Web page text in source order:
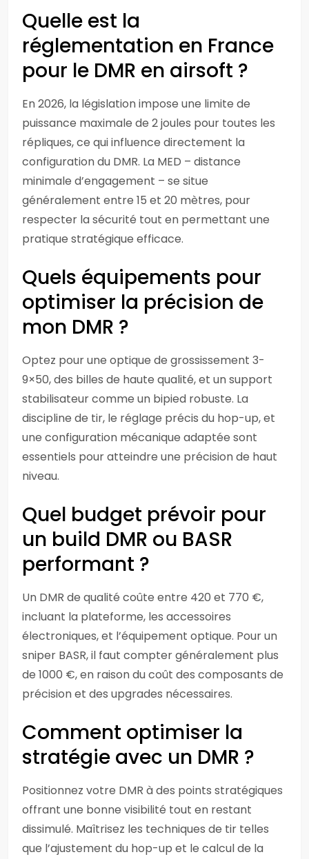
Quelle est la
réglementation en France
pour le DMR en airsoft ?
En 2026, la législation impose une limite de
puissance maximale de 2 joules pour toutes les
répliques, ce qui influence directement la
configuration du DMR. La MED – distance
minimale d’engagement – se situe
généralement entre 15 et 20 mètres, pour
respecter la sécurité tout en permettant une
pratique stratégique efficace.
Quels équipements pour
optimiser la précision de
mon DMR ?
Optez pour une optique de grossissement 3-
9×50, des billes de haute qualité, et un support
stabilisateur comme un bipied robuste. La
discipline de tir, le réglage précis du hop-up, et
une configuration mécanique adaptée sont
essentiels pour atteindre une précision de haut
niveau.
Quel budget prévoir pour
un build DMR ou BASR
performant ?
Un DMR de qualité coûte entre 420 et 770 €,
incluant la plateforme, les accessoires
électroniques, et l’équipement optique. Pour un
sniper BASR, il faut compter généralement plus
de 1000 €, en raison du coût des composants de
précision et des upgrades nécessaires.
Comment optimiser la
stratégie avec un DMR ?
Positionnez votre DMR à des points stratégiques
offrant une bonne visibilité tout en restant
dissimulé. Maîtrisez les techniques de tir telles
que l’ajustement du hop-up et le calcul de la